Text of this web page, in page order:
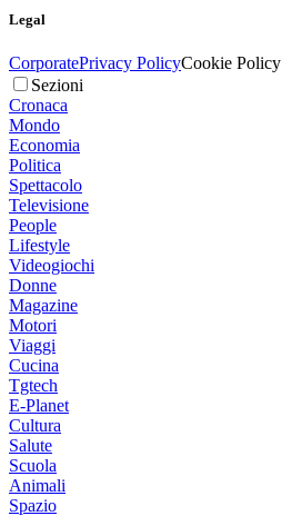
Legal
CorporatePrivacy PolicyCookie Policy
Sezioni
Cronaca
Mondo
Economia
Politica
Spettacolo
Televisione
People
Lifestyle
Videogiochi
Donne
Magazine
Motori
Viaggi
Cucina
Tgtech
E-Planet
Cultura
Salute
Scuola
Animali
Spazio